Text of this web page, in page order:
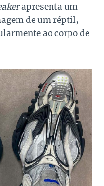
apresenta um
de um réptil,
ao corpo de